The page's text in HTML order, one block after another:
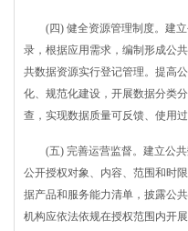
(四) 健全资源管理制度。建立
录，根据应用需求，编制形成公
共数据资源实行登记管理。提高
化、规范化建设，开展数据分类
查，实现数据质量可反馈、使用
(五) 完善运营监督。建立公共
公开授权对象、内容、范围和时
据产品和服务能力清单，披露公
机构应依法依规在授权范围内开